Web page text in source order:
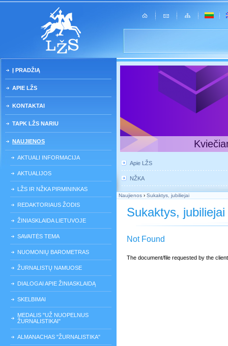
Į PRADŽIĄ
APIE LŽS
KONTAKTAI
TAPK LŽS NARIU
NAUJIENOS
AKTUALI INFORMACIJA
AKTUALIJOS
LŽS IR NŽKA PIRMININKAS
REDAKTORIAUS ŽODIS
ŽINIASKLAIDA LIETUVOJE
SAVAITĖS TEMA
NUOMONIŲ BAROMETRAS
ŽURNALISTŲ NAMUOSE
DIALOGAI APIE ŽINIASKLAIDĄ
SKELBIMAI
MEDALIS "UŽ NUOPELNUS
ŽURNALISTIKAI"
ALMANACHAS "ŽURNALISTIKA"
Apie LŽS
NŽKA
Naujienos › Sukaktys, jubiliejai
Sukaktys, jubiliejai
Not Found
The document/file requested by the